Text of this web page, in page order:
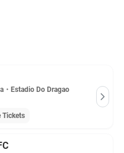
・ Estadio Do Dragao
Tickets